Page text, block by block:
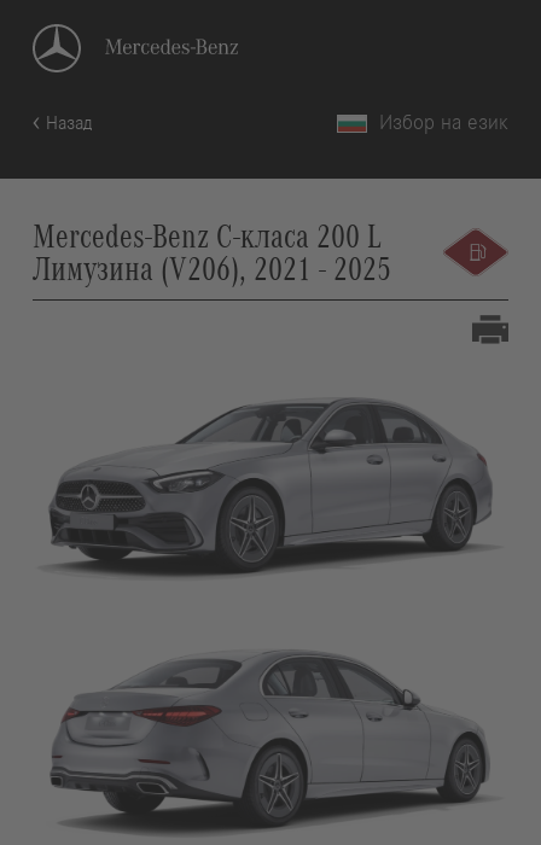
Назад Избор на език
Mercedes-Benz C-класа 200 L
Лимузина (V206), 2021 - 2025